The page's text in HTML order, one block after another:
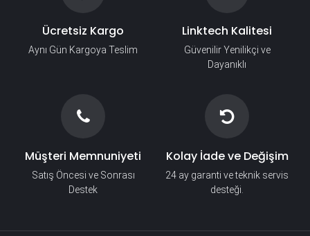
Ücretsiz Kargo
Aynı Gün Kargoya Teslim
Linktech Kalitesi
Güvenilir Yenilikçi ve
Dayanıklı
Müşteri Memnuniyeti
Satış Öncesi ve Sonrası
Destek
Kolay İade ve Değişim
24 ay garanti ve teknik servis
desteği.